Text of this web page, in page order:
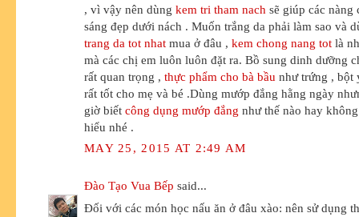
, vì vậy nên dùng kem tri tham nach sẽ giúp các nàng
sáng đẹp dưới nách . Muốn trắng da phải làm sao và
trang da tot nhat mua ở đâu , kem chong nang tot là
mà các chị em luôn luôn đặt ra. Bồ sung dinh dưỡng
rất quan trọng , thực phẩm cho bà bầu như trứng , bột
rất tốt cho mẹ và bé .Dùng mướp đắng hằng ngày
giờ biết công dụng mướp đắng như thế nào hay
hiểu nhé .
MAY 25, 2015 AT 2:49 AM
Đào Tạo Vua Bếp said...
Đối với các món học nấu ăn ở đâu xào: nên sử dụng